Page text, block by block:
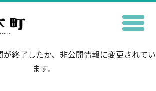
が終了したか、非公開情報に変更されてい
ます。